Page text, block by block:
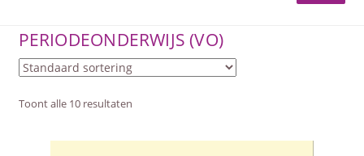
PRIMAIR ONDERWIJS
PERIODEONDERWIJS (VO)
Toont alle 10 resultaten